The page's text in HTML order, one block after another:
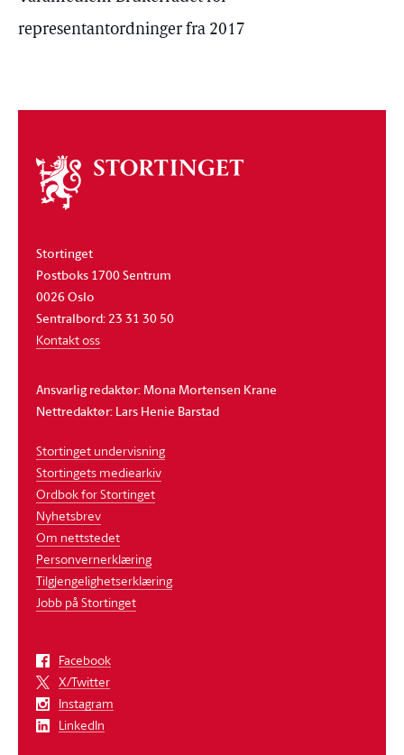
representantordninger fra 2017
Om
stortinget
Stortinget
Postboks 1700 Sentrum
0026 Oslo
Sentralbord: 23 31 30 50
Kontakt oss
Ansvarlig redaktør: Mona Mortensen Krane
Nettredaktør: Lars Henie Barstad
Stortinget undervisning
Stortingets mediearkiv
Ordbok for Stortinget
Nyhetsbrev
Om nettstedet
Personvernerklæring
Tilgjengelighetserklæring
Jobb på Stortinget
Facebook
X/Twitter
Instagram
LinkedIn